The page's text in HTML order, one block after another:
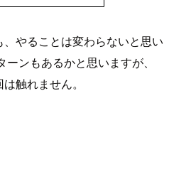
やることは変わらないと思い
ンもあるかと思いますが、
触れません。